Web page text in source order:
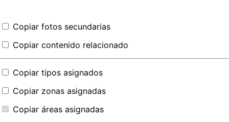
Copiar fotos secundarias
Copiar contenido relacionado
Copiar tipos asignados
Copiar zonas asignadas
Copiar áreas asignadas